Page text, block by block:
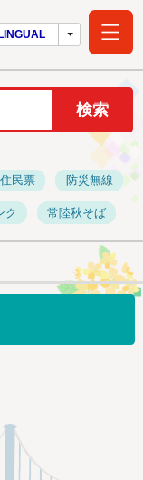
常陸太田市ホー
住民票 防災無線
ク 常陸秋そば